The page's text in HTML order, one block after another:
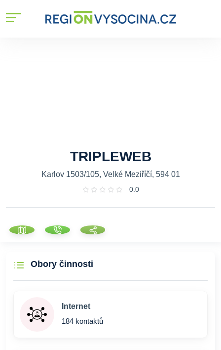
TRIPLEWEB
Karlov 1503/105, Velké Meziříčí, 594 01
0.0
Obory činnosti
Internet
184 kontaktů